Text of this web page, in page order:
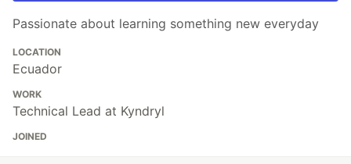
Passionate about learning something new everyday
LOCATION
Ecuador
WORK
Technical Lead at Kyndryl
JOINED